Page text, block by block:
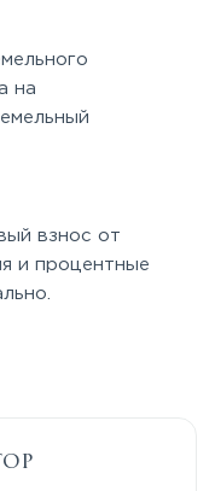
на
взнос от
и процентные